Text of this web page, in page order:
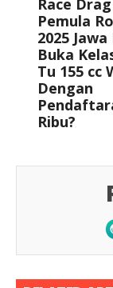
Pemula
2025
Buka
Tu 155 cc
Dengan
Ribu?